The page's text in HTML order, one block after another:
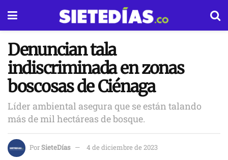
Denuncian tala
indiscriminada en zonas
boscosas de Ciénaga
Líder ambiental asegura que se están talando
más de mil hectáreas de bosque.
PorSieteDías 4 de diciembre de 2023